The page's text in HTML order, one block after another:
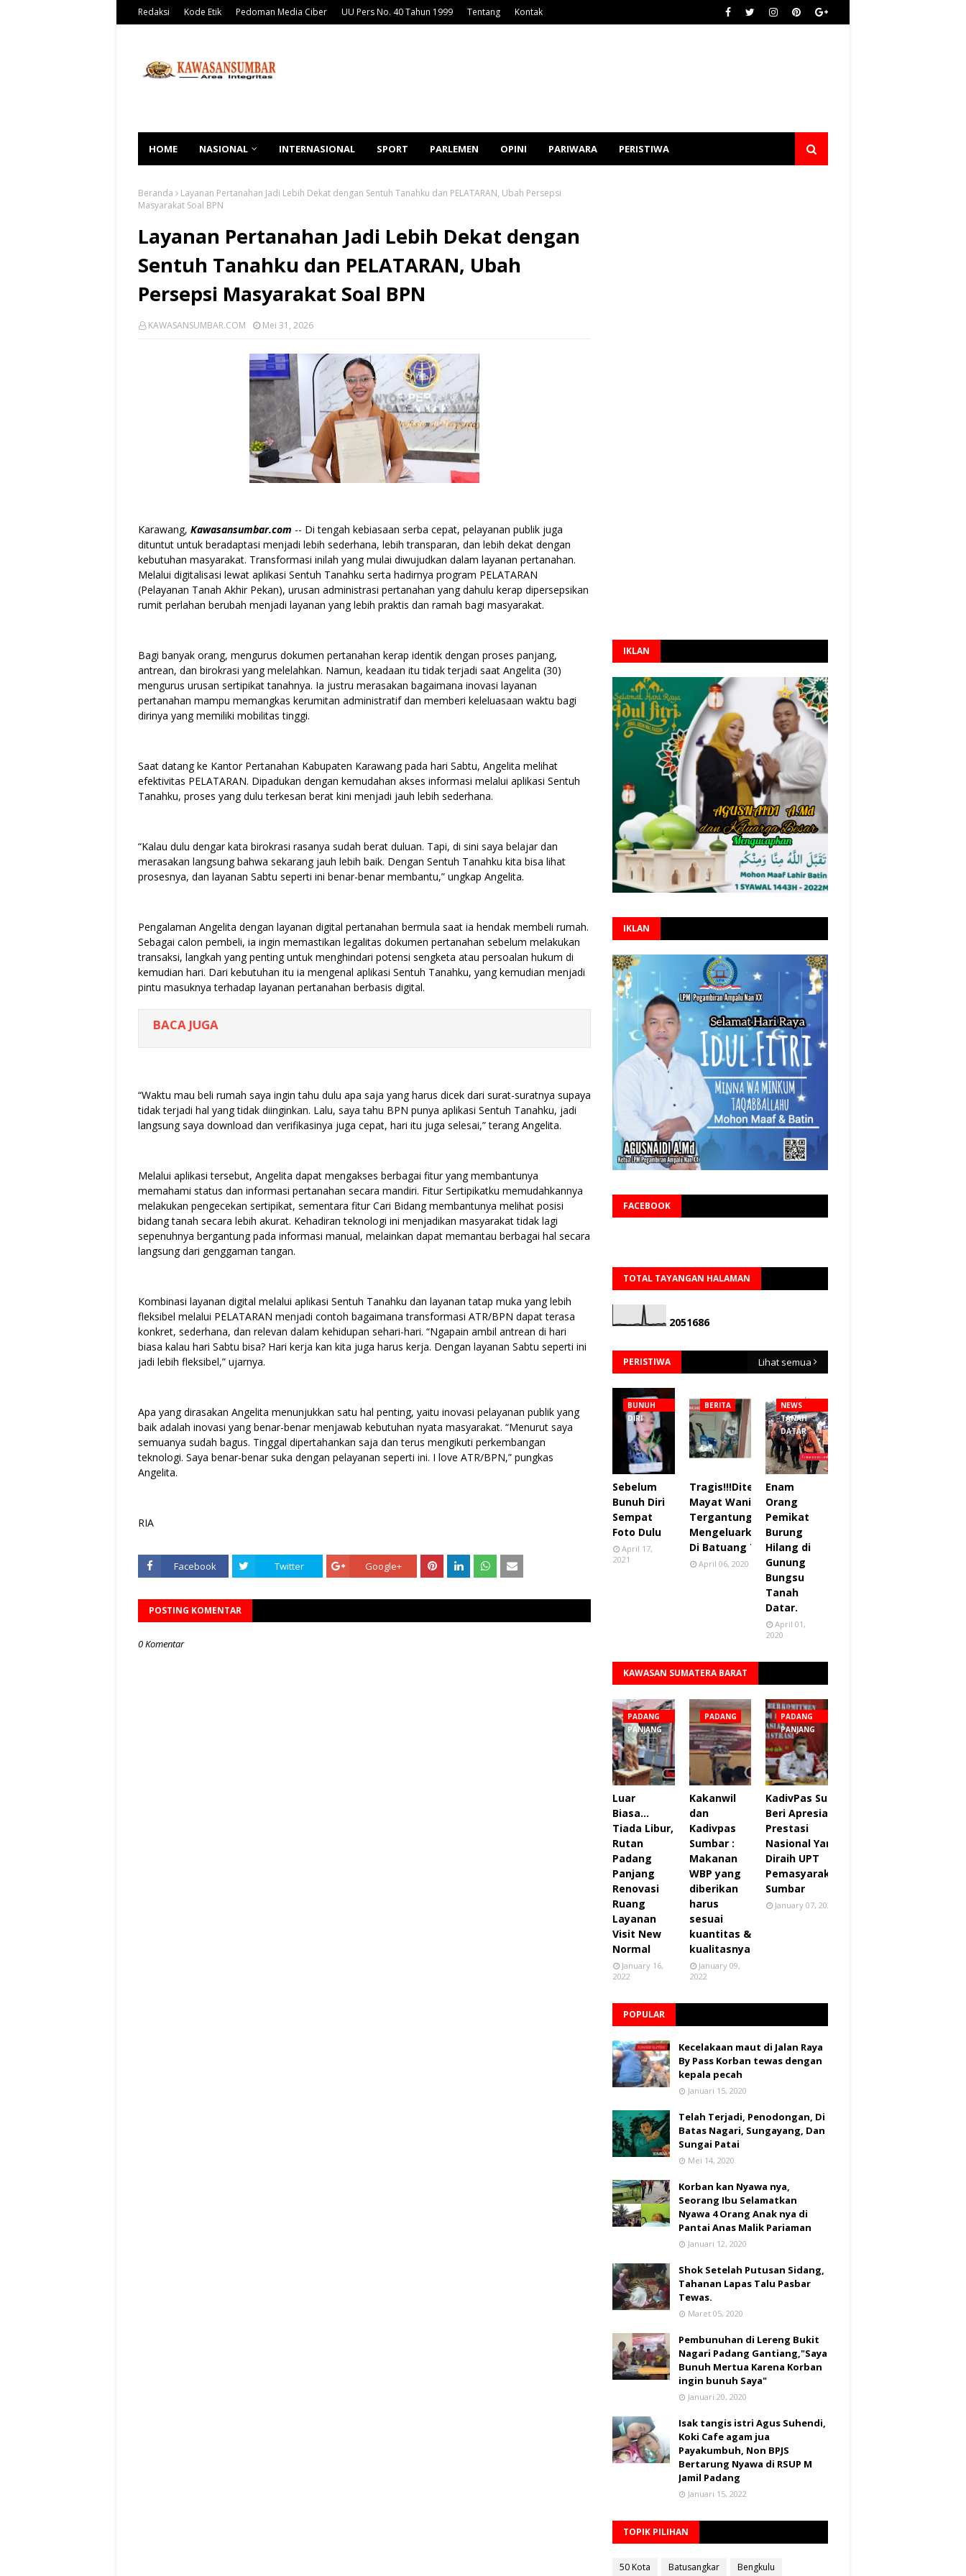
Redaksi Kode Etik Pedoman Media Ciber UU Pers No. 40 Tahun 1999 Tentang Kontak
HOME NASIONAL INTERNASIONAL SPORT PARLEMEN OPINI PARIWARA PERISTIWA
Beranda
Layanan Pertanahan Jadi Lebih Dekat dengan Sentuh Tanahku dan PELATARAN, Ubah Persepsi
Masyarakat Soal BPN
Layanan Pertanahan Jadi Lebih Dekat dengan
Sentuh Tanahku dan PELATARAN, Ubah
Persepsi Masyarakat Soal BPN
KAWASANSUMBAR.COM Mei 31, 2026
Karawang, Kawasansumbar.com -- Di tengah kebiasaan serba cepat, pelayanan publik juga
dituntut untuk beradaptasi menjadi lebih sederhana, lebih transparan, dan lebih dekat dengan
kebutuhan masyarakat. Transformasi inilah yang mulai diwujudkan dalam layanan pertanahan.
Melalui digitalisasi lewat aplikasi Sentuh Tanahku serta hadirnya program PELATARAN
(Pelayanan Tanah Akhir Pekan), urusan administrasi pertanahan yang dahulu kerap dipersepsikan
rumit perlahan berubah menjadi layanan yang lebih praktis dan ramah bagi masyarakat.
Bagi banyak orang, mengurus dokumen pertanahan kerap identik dengan proses panjang,
antrean, dan birokrasi yang melelahkan. Namun, keadaan itu tidak terjadi saat Angelita (30)
mengurus urusan sertipikat tanahnya. Ia justru merasakan bagaimana inovasi layanan
pertanahan mampu memangkas kerumitan administratif dan memberi keleluasaan waktu bagi
dirinya yang memiliki mobilitas tinggi.
Saat datang ke Kantor Pertanahan Kabupaten Karawang pada hari Sabtu, Angelita melihat
efektivitas PELATARAN. Dipadukan dengan kemudahan akses informasi melalui aplikasi Sentuh
Tanahku, proses yang dulu terkesan berat kini menjadi jauh lebih sederhana.
“Kalau dulu dengar kata birokrasi rasanya sudah berat duluan. Tapi, di sini saya belajar dan
merasakan langsung bahwa sekarang jauh lebih baik. Dengan Sentuh Tanahku kita bisa lihat
prosesnya, dan layanan Sabtu seperti ini benar-benar membantu,” ungkap Angelita.
Pengalaman Angelita dengan layanan digital pertanahan bermula saat ia hendak membeli rumah.
Sebagai calon pembeli, ia ingin memastikan legalitas dokumen pertanahan sebelum melakukan
transaksi, langkah yang penting untuk menghindari potensi sengketa atau persoalan hukum di
kemudian hari. Dari kebutuhan itu ia mengenal aplikasi Sentuh Tanahku, yang kemudian menjadi
pintu masuknya terhadap layanan pertanahan berbasis digital.
BACA JUGA
“Waktu mau beli rumah saya ingin tahu dulu apa saja yang harus dicek dari surat-suratnya supaya
tidak terjadi hal yang tidak diinginkan. Lalu, saya tahu BPN punya aplikasi Sentuh Tanahku, jadi
langsung saya download dan verifikasinya juga cepat, hari itu juga selesai,” terang Angelita.
Melalui aplikasi tersebut, Angelita dapat mengakses berbagai fitur yang membantunya
memahami status dan informasi pertanahan secara mandiri. Fitur Sertipikatku memudahkannya
melakukan pengecekan sertipikat, sementara fitur Cari Bidang membantunya melihat posisi
bidang tanah secara lebih akurat. Kehadiran teknologi ini menjadikan masyarakat tidak lagi
sepenuhnya bergantung pada informasi manual, melainkan dapat memantau berbagai hal secara
langsung dari genggaman tangan.
Kombinasi layanan digital melalui aplikasi Sentuh Tanahku dan layanan tatap muka yang lebih
fleksibel melalui PELATARAN menjadi contoh bagaimana transformasi ATR/BPN dapat terasa
konkret, sederhana, dan relevan dalam kehidupan sehari-hari. “Ngapain ambil antrean di hari
biasa kalau hari Sabtu bisa? Hari kerja kan kita juga harus kerja. Dengan layanan Sabtu seperti ini
jadi lebih fleksibel,” ujarnya.
Apa yang dirasakan Angelita menunjukkan satu hal penting, yaitu inovasi pelayanan publik yang
baik adalah inovasi yang benar-benar menjawab kebutuhan nyata masyarakat. “Menurut saya
semuanya sudah bagus. Tinggal dipertahankan saja dan terus mengikuti perkembangan
teknologi. Saya benar-benar suka dengan pelayanan seperti ini. I love ATR/BPN,” pungkas
Angelita.
RIA
Facebook Twitter Google+
POSTING KOMENTAR
0 Komentar
IKLAN
IKLAN
FACEBOOK
TOTAL TAYANGAN HALAMAN
2051686
PERISTIWA Lihat semua
BUNUH
DIRI
Sebelum
Bunuh Diri
Sempat
Foto Dulu
April 17,
2021
BERITA
Tragis!!!Ditemukan
Mayat Wanita
Tergantung sudah
Mengeluarkan Bau
Di Batuang Taba.
April 06, 2020
NEWS
TANAH
DATAR
Enam
Orang
Pemikat
Burung
Hilang di
Gunung
Bungsu
Tanah
Datar.
April 01,
2020
KAWASAN SUMATERA BARAT
Lihat semua
PADANG
PANJANG
Luar
Biasa...
Tiada Libur,
Rutan
Padang
Panjang
Renovasi
Ruang
Layanan
Visit New
Normal
January 16,
2022
PADANG
Kakanwil
dan
Kadivpas
Sumbar :
Makanan
WBP yang
diberikan
harus
sesuai
kuantitas &
kualitasnya
January 09,
2022
PADANG
PANJANG
KadivPas Sumbar
Beri Apresiasi 27
Prestasi
Nasional Yang
Diraih UPT
Pemasyarakatan
Sumbar
January 07, 2022
POPULAR
Kecelakaan maut di Jalan Raya
By Pass Korban tewas dengan
kepala pecah
Januari 15, 2020
Telah Terjadi, Penodongan, Di
Batas Nagari, Sungayang, Dan
Sungai Patai
Mei 14, 2020
Korban kan Nyawa nya,
Seorang Ibu Selamatkan
Nyawa 4 Orang Anak nya di
Pantai Anas Malik Pariaman
Januari 12, 2020
Shok Setelah Putusan Sidang,
Tahanan Lapas Talu Pasbar
Tewas.
Maret 05, 2020
Pembunuhan di Lereng Bukit
Nagari Padang Gantiang,"Saya
Bunuh Mertua Karena Korban
ingin bunuh Saya"
Januari 20, 2020
Isak tangis istri Agus Suhendi,
Koki Cafe agam jua
Payakumbuh, Non BPJS
Bertarung Nyawa di RSUP M
Jamil Padang
Januari 15, 2022
TOPIK PILIHAN
50 Kota Batusangkar Bengkulu